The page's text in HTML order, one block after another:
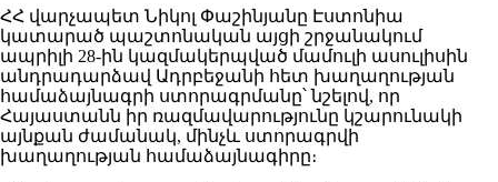
ՀՀ վարչապետ Նիկոլ Փաշինյանը Էստոնիա
կատարած պաշտոնական այցի շրջանակում
ապրիլի 28-ին կազմակերպված մամուլի ասուլիսին
անդրադարձավ Ադրբեջանի հետ խաղաղության
համաձայնագրի ստորագրմանը՝ նշելով, որ
Հայաստանն իր ռազմավարությունը կշարունակի
այնքան ժամանակ, մինչև ստորագրվի
խաղաղության համաձայնագիրը։